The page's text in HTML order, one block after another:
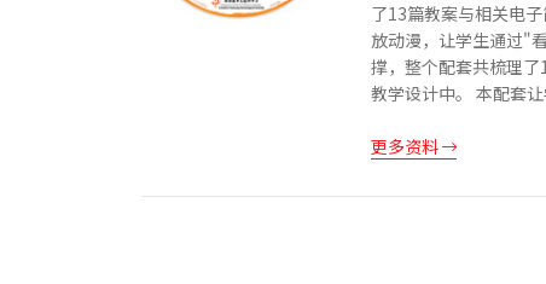
了13篇教案与相关电
放动漫，让学生通过"
撑，整个配套共梳理
教学设计中。 本配套
更多资料